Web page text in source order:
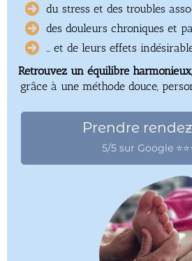
du stress et des troubles
des douleurs chroniques et
... et de leurs effets
Retrouvez un équilibre
grâce à une méthode douce,
Prendre
5/5 sur Google